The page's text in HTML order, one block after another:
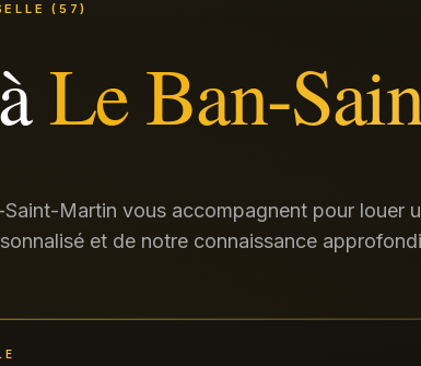
(57)
Le Ban-
Martin vous accompagnent pour louer
et de notre connaissance